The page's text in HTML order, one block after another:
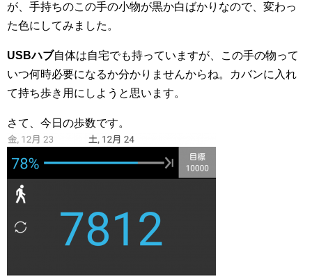
が、手持ちのこの手の小物が黒か白ばかりなので、変わっ
た色にしてみました。
USBハブ自体は自宅でも持っていますが、この手の物って
いつ何時必要になるか分かりませんからね。カバンに入れ
て持ち歩き用にしようと思います。
さて、今日の歩数です。